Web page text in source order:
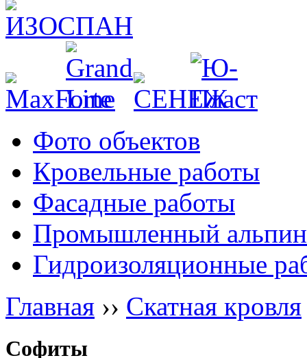
Фото объектов
Кровельные работы
Фасадные работы
Промышленный
Гидроизоляционные
Главная ›› Скатная кровля
Софиты